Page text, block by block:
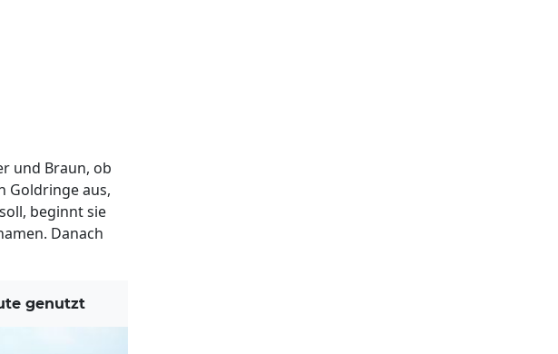
und Braun, ob
Goldringe aus,
beginnt sie
Danach
genutzt